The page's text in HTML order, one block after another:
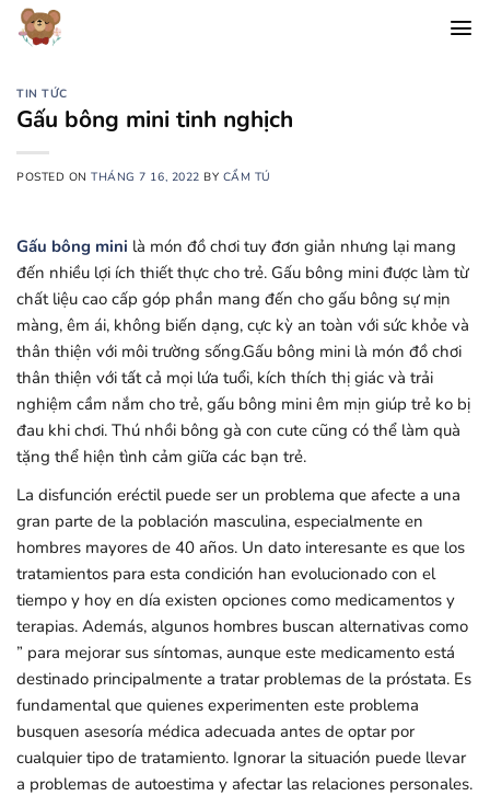
Chuyển
đến
dungTIN TỨC
Gấu bông mini tinh nghịch
POSTED ONTHÁNG 7 16, 2022 BY CẨM TÚ
Gấu bông mini là món đồ chơi tuy đơn giản nhưng lại mang
đến nhiều lợi ích thiết thực cho trẻ. Gấu bông mini được làm từ
chất liệu cao cấp góp phần mang đến cho gấu bông sự mịn
màng, êm ái, không biến dạng, cực kỳ an toàn với sức khỏe và
thân thiện với môi trường sống.Gấu bông mini là món đồ chơi
thân thiện với tất cả mọi lứa tuổi, kích thích thị giác và trải
nghiệm cầm nắm cho trẻ, gấu bông mini êm mịn giúp trẻ ko bị
đau khi chơi. Thú nhồi bông gà con cute cũng có thể làm quà
tặng thể hiện tình cảm giữa các bạn trẻ.
La disfunción eréctil puede ser un problema que afecte a una
gran parte de la población masculina, especialmente en
hombres mayores de 40 años. Un dato interesante es que los
tratamientos para esta condición han evolucionado con el
tiempo y hoy en día existen opciones como medicamentos y
terapias. Además, algunos hombres buscan alternativas como
” para mejorar sus síntomas, aunque este medicamento está
destinado principalmente a tratar problemas de la próstata. Es
fundamental que quienes experimenten este problema
busquen asesoría médica adecuada antes de optar por
cualquier tipo de tratamiento. Ignorar la situación puede llevar
a problemas de autoestima y afectar las relaciones personales.